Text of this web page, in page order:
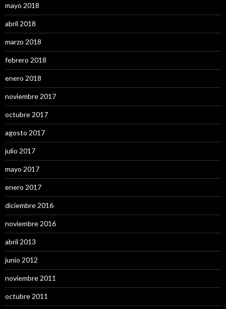
mayo 2018
abril 2018
marzo 2018
febrero 2018
enero 2018
noviembre 2017
octubre 2017
agosto 2017
julio 2017
mayo 2017
enero 2017
diciembre 2016
noviembre 2016
abril 2013
junio 2012
noviembre 2011
octubre 2011